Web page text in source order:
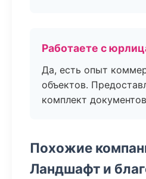
Работаете с
Да, есть опыт
объектов.
комплект
Похожие
Ландшафт и